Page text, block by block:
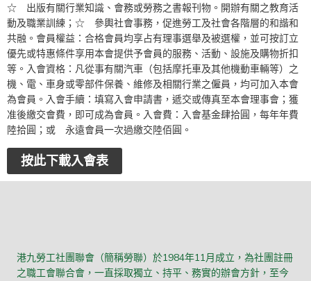
☆ 出版有關行業知識、會務或勞務之書報刊物。開辦有關之教育活
動及職業訓練；☆ 參輿社會事務，促進勞工及社會各階層的和諧和
共融。會員權益：合格會員均享占有理事選舉及被選權，並可按訂立
優先或特惠條件享用本會提供予會員的服務、活動、設施及購物折扣
等。入會資格：凡從事有關汽車（包括摩托車及其他機動車輛等）之
機、電、車身或零部件保養、維修及相關行業之僱員，均可加入本會
為會員。入會手續：填寫入會申請書，遞交或傳真至本會理事會；獲
准後繳交會費，即可成為會員。入會費：入會基金肆拾圓，每年年費
陸拾圓；或 永遠會員一次過繳交陸佰圓。
按此下載入會表
港九勞工社團聯會（簡稱勞聯）於1984年11月成立，為社團註冊
之職工會聯合會，一直採取獨立、持平、務實的辦會方針，至今